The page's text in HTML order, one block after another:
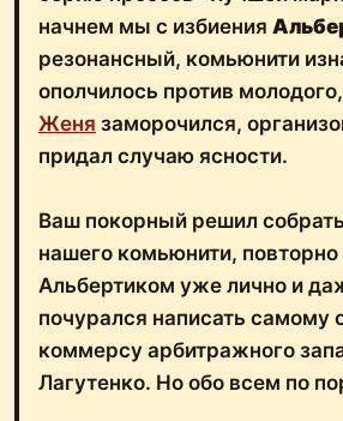
начнем мы с избиения
резонансный, комьюнити
ополчилось против
Женя
заморочился,
придал случаю ясности.
Ваш покорный решил
нашего комьюнити, повторно
Альбертиком уже лично и
почурался написать самому
коммерсу арбитражного
Лагутенко. Но обо всем по